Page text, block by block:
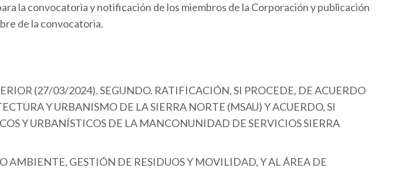
la convocatoria y notificación de los miembros de la Corporación y publicación
de la convocatoria.
(27/03/2024). SEGUNDO. RATIFICACIÓN, SI PROCEDE, DE ACUERDO
Y URBANISMO DE LA SIERRA NORTE (MSAU) Y ACUERDO, SI
Y URBANÍSTICOS DE LA MANCONUNIDAD DE SERVICIOS SIERRA
AMBIENTE, GESTIÓN DE RESIDUOS Y MOVILIDAD, Y AL ÁREA DE